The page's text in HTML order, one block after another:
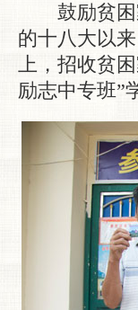
鼓励贫困
的十八大以
上，招收贫
励志中专班”